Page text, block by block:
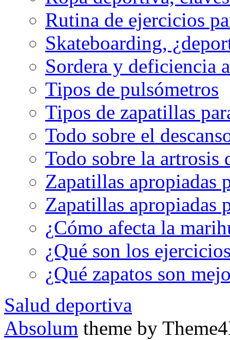
Rutina de ejercicios
Skateboarding,
Sordera y deficiencia
Tipos de pulsómetros
Tipos de zapatillas
Todo sobre el
Todo sobre la artrosis
Zapatillas apropiadas
Zapatillas apropiadas
¿Cómo afecta la
¿Qué son los
¿Qué zapatos son
Salud deportiva
Absolum theme by